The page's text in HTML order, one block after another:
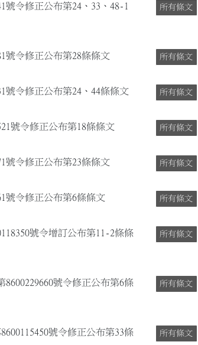
號令修正公布第24、33、48-1
所有條文
號令修正公布第28條條文 所有條文
號令修正公布第24、44條條文 所有條文
號令修正公布第18條條文 所有條文
號令修正公布第23條條文 所有條文
號令修正公布第6條條文 所有條文
號令增訂公布第11-2條條
所有條文
號令修正公布第6條
所有條文
號令修正公布第33條
所有條文